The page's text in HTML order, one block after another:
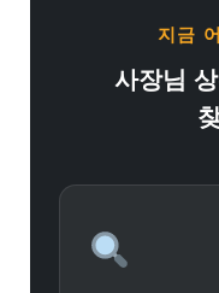
지금
사장님